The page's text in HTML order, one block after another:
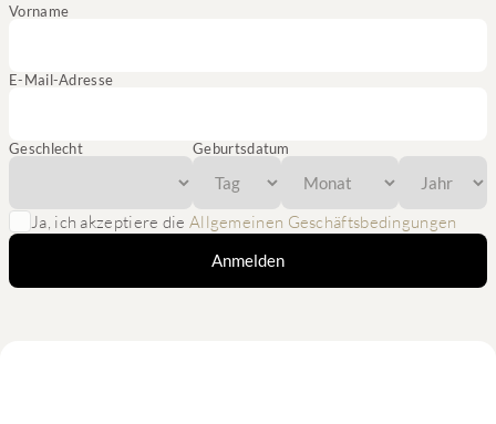
Vorname
E-Mail-Adresse
Geschlecht Geburtsdatum
Ja, ich akzeptiere die Allgemeinen Geschäftsbedingungen
Anmelden